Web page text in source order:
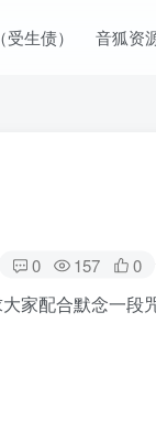
生债） 音狐资
0 157 0
家配合默念一段